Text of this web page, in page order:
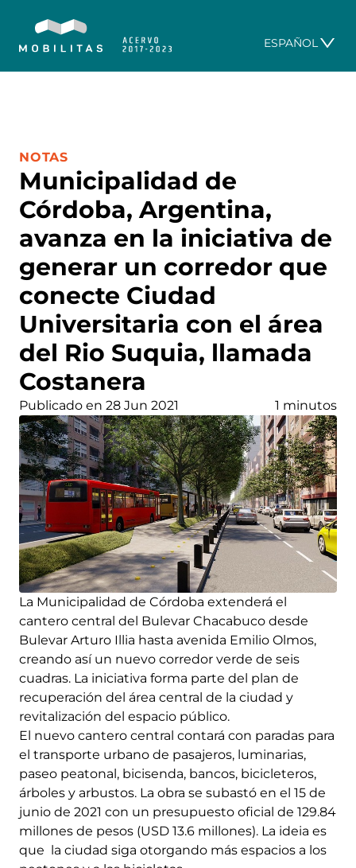
ESPAÑOL
Municipalidad de
Córdoba, Argentina,
avanza en la iniciativa de
generar un corredor que
conecte Ciudad
Universitaria con el área
del Rio Suquia, llamada
Costanera
CATEGORÍA:
NOTAS
Publicado en 28 Jun 2021 1 minutos
La Municipalidad de Córdoba extenderá el
cantero central del Bulevar Chacabuco desde
Bulevar Arturo Illia hasta avenida Emilio Olmos,
creando así un nuevo corredor verde de seis
cuadras. La iniciativa forma parte del plan de
recuperación del área central de la ciudad y
revitalización del espacio público.
El nuevo cantero central contará con paradas para
el transporte urbano de pasajeros, luminarias,
paseo peatonal, bicisenda, bancos, bicicleteros,
árboles y arbustos. La obra se subastó en el 15 de
junio de 2021 con un presupuesto oficial de 129.84
millones de pesos (USD 13.6 millones). La ideia es
que la ciudad siga otorgando más espacios a los